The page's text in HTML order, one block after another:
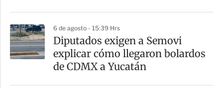
6 de agosto - 15:39 Hrs
Diputados exigen a Semovi
explicar cómo llegaron bolardos
de CDMX a Yucatán